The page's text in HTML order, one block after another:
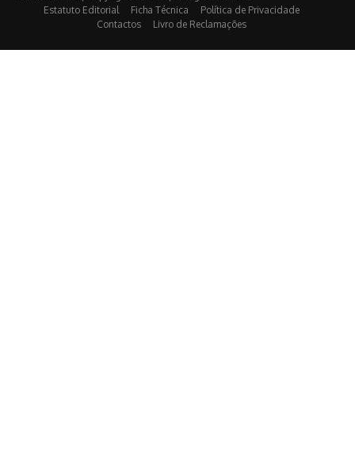
Estatuto Editorial
Ficha Técnica
Política de Privacidade
Contactos
Livro de Reclamações